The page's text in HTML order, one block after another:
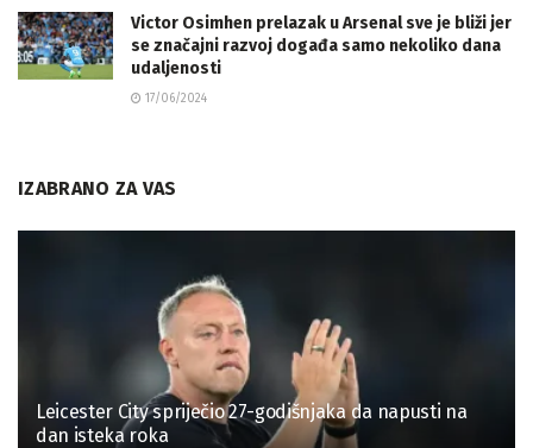
Victor Osimhen prelazak u Arsenal sve je bliži jer
se značajni razvoj događa samo nekoliko dana
udaljenosti
17/06/2024
IZABRANO ZA VAS
Leicester City spriječio 27-godišnjaka da napusti na
dan isteka roka